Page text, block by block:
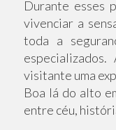
Durante esses
vivenciar a
toda a
visitante uma
Boa lá do alto
entre céu,